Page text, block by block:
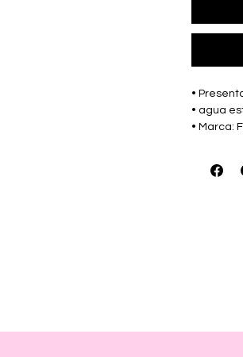
•
• agua
• Marca: